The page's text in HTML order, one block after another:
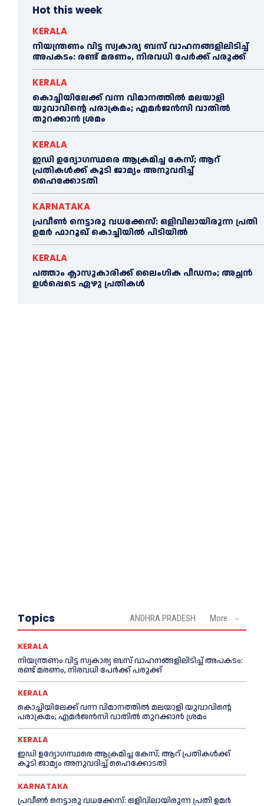
Hot this week
KERALA
നിയന്ത്രണം വിട്ട സ്വകാര്യ ബസ് വാഹനങ്ങളിലിടിച്ച്‌
അപകടം: രണ്ട് മരണം, നിരവധി പേർക്ക് പരുക്ക്
KERALA
കൊച്ചിയിലേക്ക് വന്ന വിമാനത്തില്‍ മലയാളി
യുവാവിന്റെ പരാക്രമം; എമര്‍ജൻസി വാതില്‍
തുറക്കാൻ ശ്രമം
KERALA
ഇഡി ഉദ്യോഗസ്ഥരെ ആക്രമിച്ച കേസ്; ആറ്
പ്രതികള്‍ക്ക് കൂടി ജാമ്യം അനുവദിച്ച്‌
ഹൈക്കോടതി
KARNATAKA
പ്രവീണ്‍ നെട്ടാരു വധക്കേസ്: ഒളിവിലായിരുന്ന പ്രതി
ഉമര്‍ ഫാറൂഖ് കൊച്ചിയില്‍ പിടിയില്‍
KERALA
പത്താം ക്ലാസുകാരിക്ക് ലൈംഗിക പീഡനം; അച്ഛന്‍
ഉള്‍പ്പെടെ ഏഴു പ്രതികള്‍
Topics ANDHRA PRADESH More
KERALA
നിയന്ത്രണം വിട്ട സ്വകാര്യ ബസ് വാഹനങ്ങളിലിടിച്ച്‌ അപകടം:
രണ്ട് മരണം, നിരവധി പേർക്ക് പരുക്ക്
KERALA
കൊച്ചിയിലേക്ക് വന്ന വിമാനത്തില്‍ മലയാളി യുവാവിന്റെ
പരാക്രമം; എമര്‍ജൻസി വാതില്‍ തുറക്കാൻ ശ്രമം
KERALA
ഇഡി ഉദ്യോഗസ്ഥരെ ആക്രമിച്ച കേസ്; ആറ് പ്രതികള്‍ക്ക്
കൂടി ജാമ്യം അനുവദിച്ച്‌ ഹൈക്കോടതി
KARNATAKA
പ്രവീണ്‍ നെട്ടാരു വധക്കേസ്: ഒളിവിലായിരുന്ന പ്രതി ഉമര്‍